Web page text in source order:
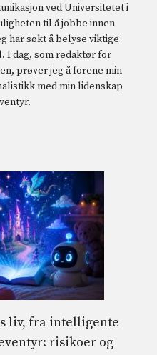
ved Universitetet i
til å jobbe innen
har søkt å belyse viktige
I dag, som redaktør for
prøver jeg å forene min
med min lidenskap
liv, fra intelligente
risikoer og